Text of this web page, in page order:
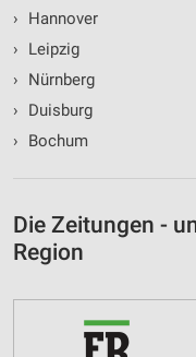
›
Hannover
›
Leipzig
›
Nürnberg
›
Duisburg
›
Bochum
Die Zeitungen -
Region